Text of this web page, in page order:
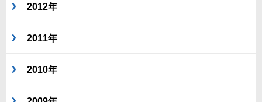
2012年
2011年
2010年